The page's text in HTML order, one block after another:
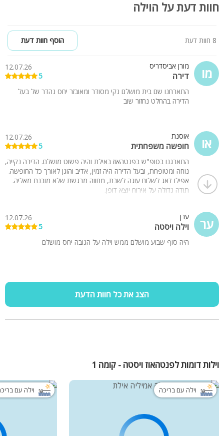
חוות דעת על הוילה
8 חוות דעת הוסף חוות דעת
מו מורן אביסדריס
דירה
12.07.26
5
התארחנו שם בית מושלם נקי מסודר ומאובזר יחס נהדר של בעל
הדירה בהחלט נחזור שוב
או אוסנת
חופשה משפחתית
12.07.26
5
התארגנו בסופ"ש בפנטהאוז באילת והיה פשוט מושלם. הדירה נקייה,
נוחה ומטופחת, ובעל הדירה היה זמין, אדיב והוגן לאורך כל החופשה.
אפילו דאג לשלוח עוגה לשבת, מחווה מרגשת שלא מובנת מאליה.
תודה גדולה על אירוח יוצא דופן.
ער ערן
וילה ויסטה
12.07.26
5
היה סוף שבוע מושלם ממש וילה על הגובה יחס מושלם
הצג את כל חוות הדעת
וילות דומות לפנטהאוז ויסטה - קומה 1
וילה עם בריכה וילה עם